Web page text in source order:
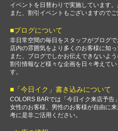
イベントを日替わりで実施しています
また、割引イベントもございますのでご
■ブログについて
非日常空間の毎日をスタッフがブログで
店内の雰囲気をより多くのお客様に知
また、ブログでしかお伝えできないよう
割引情報など様々な企画を日々考えて
す。
■「今日イク」書き込みについて
COLORS BARでは「今日イク来店予告
女性のお客様、男性のお客様が自由に
考に是非ご活用ください。